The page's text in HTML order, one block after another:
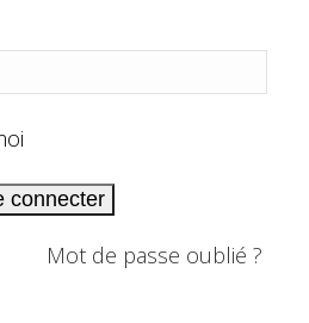
connecter
Mot de passe oublié ?